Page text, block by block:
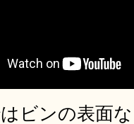
ビンの表面